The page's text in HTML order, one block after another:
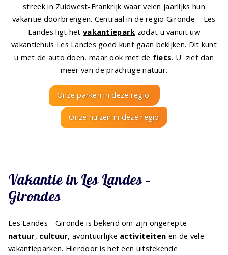
streek in Zuidwest-Frankrijk waar velen jaarlijks hun
vakantie doorbrengen. Centraal in de regio Gironde – Les
Landes ligt het vakantiepark zodat u vanuit uw
vakantiehuis Les Landes goed kunt gaan bekijken. Dit kunt
u met de auto doen, maar ook met de fiets. U ziet dan
meer van de prachtige natuur.
Onze parken in deze regio
Onze huizen in deze regio
Vakantie in Les Landes –
Girondes
Les Landes - Gironde is bekend om zijn ongerepte
natuur, cultuur, avontuurlijke activiteiten en de vele
vakantieparken. Hierdoor is het een uitstekende